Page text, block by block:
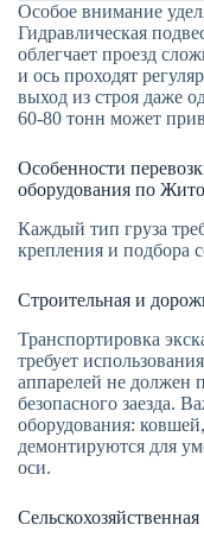
Особое внимание
Гидравлическая
облегчает проезд
и ось проходят
выход из строя даже
60-80 тонн может
Особенности
оборудования по
Каждый тип груза
крепления и подбора
Строительная и
Транспортировка
требует
аппарелей не должен
безопасного заезда.
оборудования:
демонтируются для
оси.